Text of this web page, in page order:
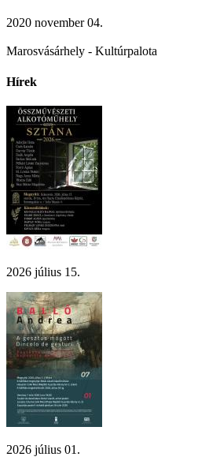
2020 november 04.
Marosvásárhely - Kultúrpalota
Hírek
2026 július 15.
2026 július 01.